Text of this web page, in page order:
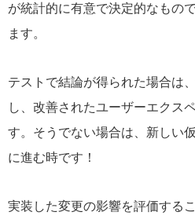
が統計的に有意で決定的なもの
ます。
テストで結論が得られた場合は
し、改善されたユーザーエクス
す。そうでない場合は、新しい
に進む時です！
実装した変更の影響を評価する